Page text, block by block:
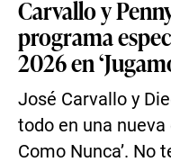
Carvallo y
programa
2026 en
José Carvallo y
todo en una nueva
Como Nunca’. No